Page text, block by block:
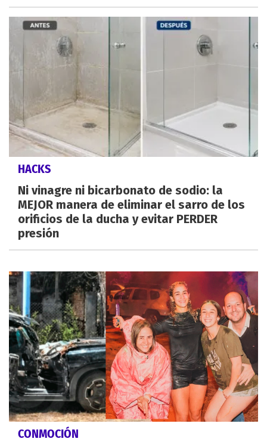
HACKS
Ni vinagre ni bicarbonato de sodio: la
MEJOR manera de eliminar el sarro de los
orificios de la ducha y evitar PERDER
presión
CONMOCIÓN